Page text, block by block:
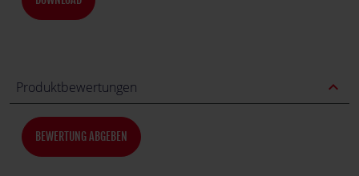
Produktbewertungen expand_less
BEWERTUNG ABGEBEN